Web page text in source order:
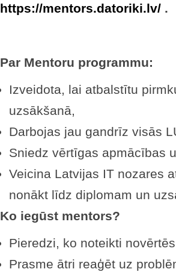
https://mentors.datoriki.lv/ .
Par Mentoru programmu:
Izveidota, lai atbalstītu
uzsākšanā,
Darbojas jau gandrīz visās
Sniedz vērtīgas apmācības
Veicina Latvijas IT nozares
nonākt līdz diplomam un
Ko iegūst mentors?
Pieredzi, ko noteikti
Prasme ātri reaģēt uz